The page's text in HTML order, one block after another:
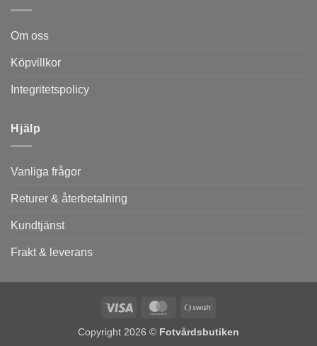
Om oss
Köpvillkor
Integritetspolicy
Hjälp
Vanliga frågor
Returer & återbetalning
Kundtjänst
Frakt & leverans
Visa MasterCard
Copyright 2026 © Fotvårdsbutiken